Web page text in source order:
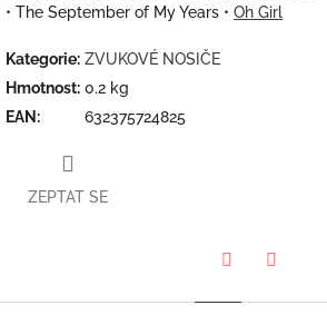
• The September of My Years • Oh Girl
Kategorie: ZVUKOVÉ NOSIČE
Hmotnost: 0.2 kg
EAN : 632375724825
ZEPTAT SE